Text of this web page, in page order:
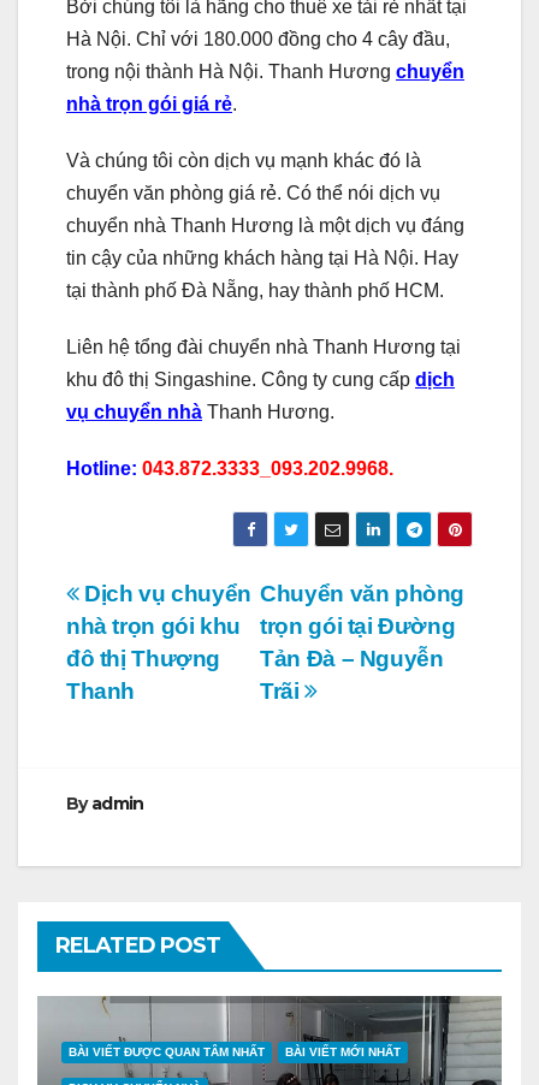
Bởi chúng tôi là hãng cho thuê xe tải rẻ nhất tại
Hà Nội. Chỉ với 180.000 đồng cho 4 cây đầu,
trong nội thành Hà Nội. Thanh Hương chuyển
nhà trọn gói giá rẻ.
Và chúng tôi còn dịch vụ mạnh khác đó là
chuyển văn phòng giá rẻ. Có thể nói dịch vụ
chuyển nhà Thanh Hương là một dịch vụ đáng
tin cậy của những khách hàng tại Hà Nội. Hay
tại thành phố Đà Nẵng, hay thành phố HCM.
Liên hệ tổng đài chuyển nhà Thanh Hương tại
khu đô thị Singashine. Công ty cung cấp dịch
vụ chuyển nhà Thanh Hương.
Hotline: 043.872.3333_093.202.9968.
Điều
hướng
bài
Chuyển văn phòng
trọn gói tại Đường
Tản Đà – Nguyễn
Trãi
Dịch vụ chuyển
nhà trọn gói khu
đô thị Thượng
Thanh
Byadmin
RELATED POST
BÀI VIẾT ĐƯỢC QUAN TÂM NHẤT BÀI VIẾT MỚI NHẤT